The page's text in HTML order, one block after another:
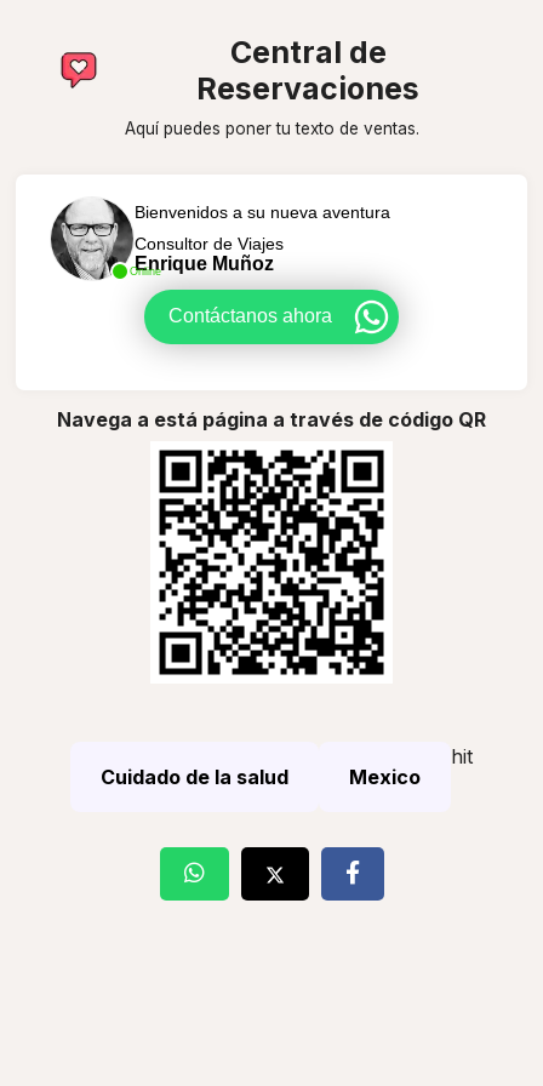
Central de
Reservaciones
Aquí puedes poner tu texto de ventas.
Online
Bienvenidos a su nueva aventura
Consultor de Viajes
Enrique Muñoz
Contáctanos ahora
Navega a está página a través de código QR
Cuidado de la salud Mexico
hit